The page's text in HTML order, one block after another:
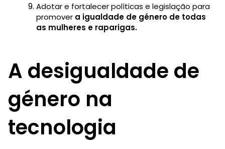
Adotar e fortalecer políticas e legislação para
promover a igualdade de género de todas
as mulheres e raparigas.
A desigualdade de
género na
tecnologia